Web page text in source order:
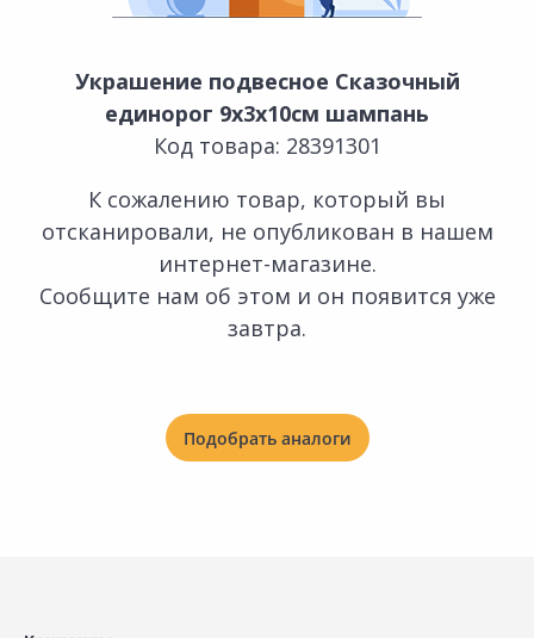
Украшение подвесное Сказочный
единорог 9х3х10см шампань
Код товара: 28391301
К сожалению товар, который вы
отсканировали, не опубликован в нашем
интернет-магазине.
Сообщите нам об этом и он появится уже
завтра.
Подобрать аналоги